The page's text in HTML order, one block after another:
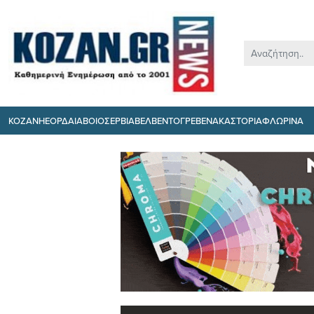
ΚΟΖΑΝΗΕΟΡΔΑΙΑΒΟΙΟΣΕΡΒΙΑΒΕΛΒΕΝΤΟΓΡΕΒΕΝΑΚΑΣΤΟΡΙΑΦΛΩΡΙΝΑ